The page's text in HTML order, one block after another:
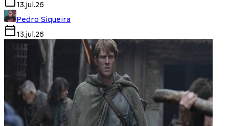
13.jul.26
Pedro Siqueira
13.jul.26